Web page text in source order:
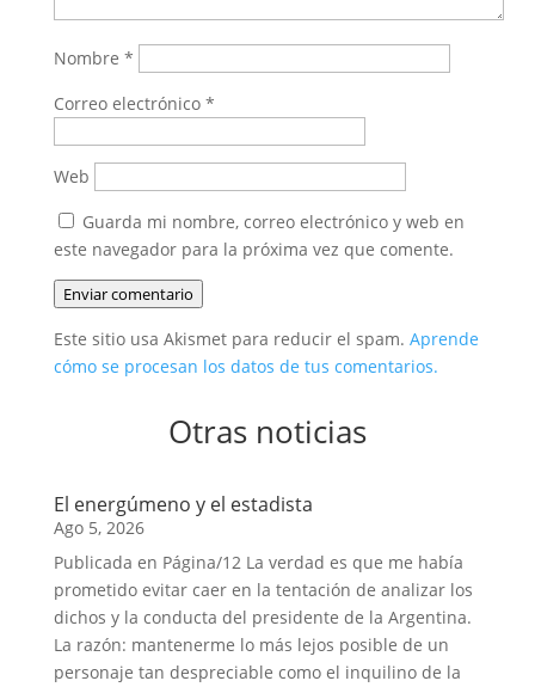
Nombre *
Correo electrónico *
Web
Guarda mi nombre, correo electrónico y web en
este navegador para la próxima vez que comente.
Enviar comentario
Este sitio usa Akismet para reducir el spam. Aprende
cómo se procesan los datos de tus comentarios.
Otras noticias
El energúmeno y el estadista
Ago 5, 2026
Publicada en Página/12 La verdad es que me había
prometido evitar caer en la tentación de analizar los
dichos y la conducta del presidente de la Argentina.
La razón: mantenerme lo más lejos posible de un
personaje tan despreciable como el inquilino de la